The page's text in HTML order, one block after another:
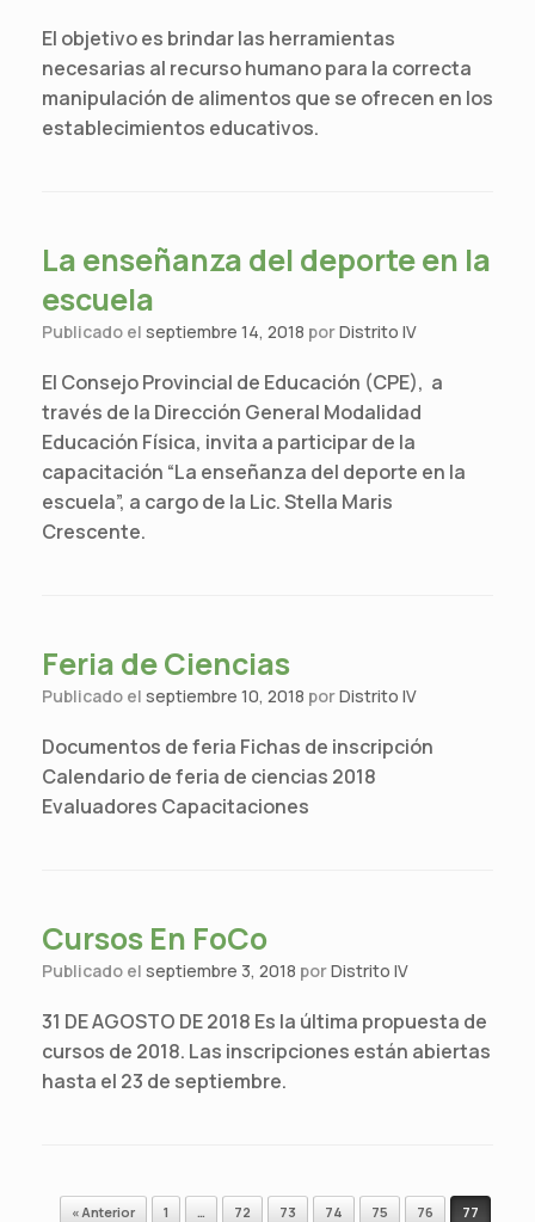
El objetivo es brindar las herramientas
necesarias al recurso humano para la correcta
manipulación de alimentos que se ofrecen en los
establecimientos educativos.
La enseñanza del deporte en la
escuela
Publicado el septiembre 14, 2018 porDistrito IV
El Consejo Provincial de Educación (CPE), a
través de la Dirección General Modalidad
Educación Física, invita a participar de la
capacitación “La enseñanza del deporte en la
escuela”, a cargo de la Lic. Stella Maris
Crescente.
Feria de Ciencias
Publicado el septiembre 10, 2018 porDistrito IV
Documentos de feria Fichas de inscripción
Calendario de feria de ciencias 2018
Evaluadores Capacitaciones
Cursos En FoCo
Publicado el septiembre 3, 2018 porDistrito IV
31 DE AGOSTO DE 2018 Es la última propuesta de
cursos de 2018. Las inscripciones están abiertas
hasta el 23 de septiembre.
Navegador de artículos
« Anterior 1 … 72 73 74 75 76
77